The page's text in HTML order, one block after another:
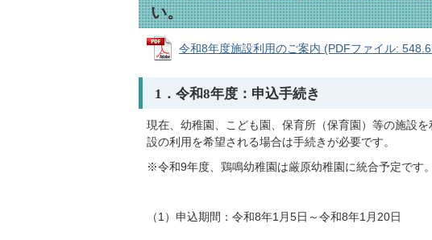
い。
令和8年度施設利用のご案内 (PDFファイル:
1．令和8年度：申込手続き
現在、幼稚園、こども園、保育所（保育園）等の施設
設の利用を希望される場合は手続きが必要です。
※令和9年度、鶏鳴幼稚園は厳原幼稚園に統合予定です。
（1）申込期間：令和8年1月5日～令和8年1月20日